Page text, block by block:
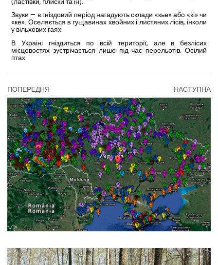
Зву­ки — в гніздовий період нага­дують склади «кье» або «кі» чи
«ке». Оселяється в гущави­нах хвойних і листяних лісів, інколи
у вільхових гаях.
В Украіні гніздиться по всій території, але в безлісих
місцевостях зустрічається ли­ше під час перельотів. Осілий
птах.
ПОПЕРЕДНЯ НАСТУПНА